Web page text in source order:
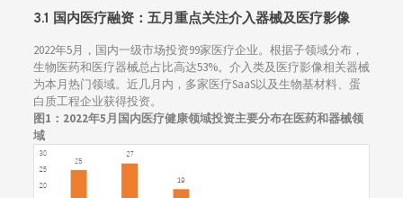
3.1 国内医疗融资： 五月重点关注介入器械及医疗影像
2022年5月，国内一级市场投资99家医疗企业。根据子领域分布，
生物医药和医疗器械总占比高达53%。介入类及医疗影像相关器械
为本月热门领域。近几月内，多家医疗SaaS以及生物基材料、蛋
白质工程企业获得投资。
图1： 2022年5月国内医疗健康领域投资主要分布在医药和器械领
域